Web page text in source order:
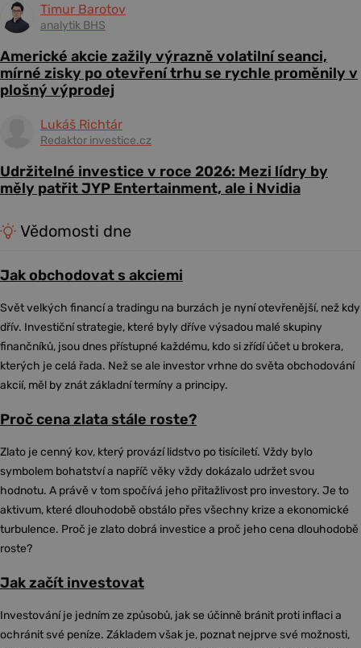
Timur Barotov
analytik BHS
Americké akcie zažily výrazně volatilní seanci,
mírné zisky po otevření trhu se rychle proměnily v
plošný výprodej
Lukáš Richtár
Redaktor investice.cz
Udržitelné investice v roce 2026: Mezi lídry by
měly patřit JYP Entertainment, ale i Nvidia
Vědomosti dne
Jak obchodovat s akciemi
Svět velkých financí a tradingu na burzách je nyní otevřenější, než kdy
dřív. Investiční strategie, které byly dříve výsadou malé skupiny
finančníků, jsou dnes přístupné každému, kdo si zřídí účet u brokera,
kterých je celá řada. Než se ale investor vrhne do světa obchodování
akcií, měl by znát základní termíny a principy.
Proč cena zlata stále roste?
Zlato je cenný kov, který provází lidstvo po tisíciletí. Vždy bylo
symbolem bohatství a napříč věky vždy dokázalo udržet svou
hodnotu. A právě v tom spočívá jeho přitažlivost pro investory. Je to
aktivum, které dlouhodobě obstálo přes všechny krize a ekonomické
turbulence. Proč je zlato dobrá investice a proč jeho cena dlouhodobě
roste?
Jak začít investovat
Investování je jedním ze způsobů, jak se účinně bránit proti inflaci a
ochránit své peníze. Základem však je, poznat nejprve své možnosti,